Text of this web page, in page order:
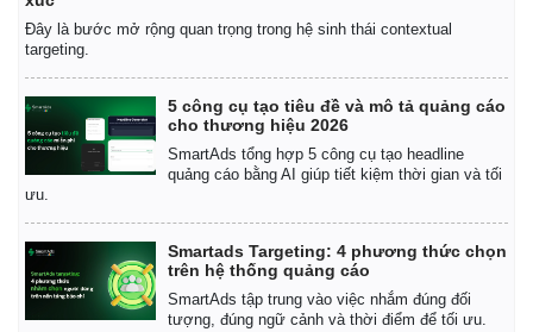
Đây là bước mở rộng quan trọng trong hệ sinh thái contextual
targeting.
5 công cụ tạo tiêu đề và mô tả quảng cáo
cho thương hiệu 2026
SmartAds tổng hợp 5 công cụ tạo headline
quảng cáo bằng AI giúp tiết kiệm thời gian và tối
ưu.
Smartads Targeting: 4 phương thức chọn
trên hệ thống quảng cáo
SmartAds tập trung vào việc nhắm đúng đối
tượng, đúng ngữ cảnh và thời điểm để tối ưu.